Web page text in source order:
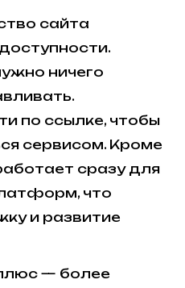
сайта
ничего
по ссылке, чтобы
сервисом. Кроме
сразу для
что
и развитие
— более